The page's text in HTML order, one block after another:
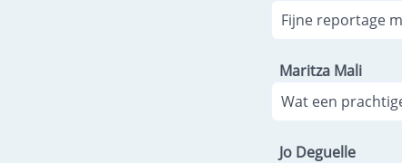
Fijne reportage
Maritza Mali
Wat een
Jo Deguelle